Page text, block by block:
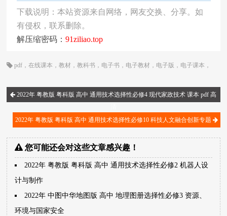
下载说明：本站资源来自网络，网友交换、分享。如
有侵权，联系删除。
解压缩密码：91ziliao.top
pdf ，在线课本 ，教材 ，教科书 ， 电子书 ， 电子教材 ， 电子版 ， 电子课本 ，
2022年 粤教版 粤科版 高中 通用技术选择性必修4 现代家政技术 课本 pdf 高
2022年 粤教版 粤科版 高中 通用技术选择性必修10 科技人文融合创新专题
您可能还会对这些文章感兴趣！
2022年 粤教版 粤科版 高中 通用技术选择性必修2 机器人设
计与制作
2022年 中图中华地图版 高中 地理图册选择性必修3 资源、
环境与国家安全